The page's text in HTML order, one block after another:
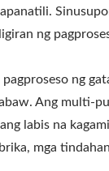
ng
pagproseso ng
Ang multi-
labis na
mga